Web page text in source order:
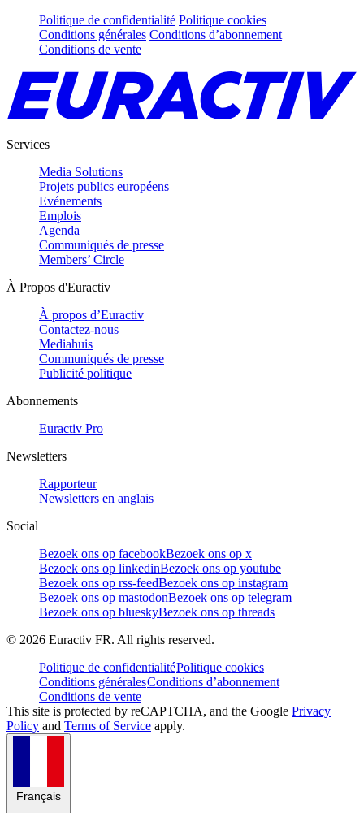
Politique de confidentialité Politique cookies
Conditions générales Conditions d’abonnement
Conditions de vente
Services
Media Solutions
Projets publics européens
Evénements
Emplois
Agenda
Communiqués de presse
Members’ Circle
À Propos d'Euractiv
À propos d’Euractiv
Contactez-nous
Mediahuis
Communiqués de presse
Publicité politique
Abonnements
Euractiv Pro
Newsletters
Rapporteur
Newsletters en anglais
Social
Bezoek ons op facebookBezoek ons op x
Bezoek ons op linkedinBezoek ons op youtube
Bezoek ons op rss-feedBezoek ons op instagram
Bezoek ons op mastodonBezoek ons op telegram
Bezoek ons op blueskyBezoek ons op threads
© 2026 Euractiv FR. All rights reserved.
Politique de confidentialitéPolitique cookies
Conditions généralesConditions d’abonnement
Conditions de vente
This site is protected by reCAPTCHA, and the Google Privacy
Policy and Terms of Service apply.
Français